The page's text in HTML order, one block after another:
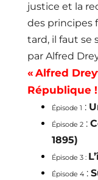
justice et la
des principes
tard, il faut se
par Alfred
« Alfred
République
Épisode 1 :
Épisode 2 :
1895)
Épisode 3 :
Épisode 4 :